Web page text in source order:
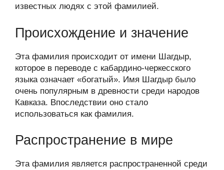
известных людях с этой фамилией.
Происхождение и значение
Эта фамилия происходит от имени Шагдыр,
которое в переводе с кабардино-черкесского
языка означает «богатый». Имя Шагдыр было
очень популярным в древности среди народов
Кавказа. Впоследствии оно стало
использоваться как фамилия.
Распространение в мире
Эта фамилия является распространенной среди